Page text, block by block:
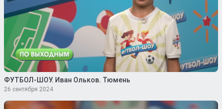
ФУТБОЛ-ШОУ. Иван Ольков. Тюмень
26 сентября 2024